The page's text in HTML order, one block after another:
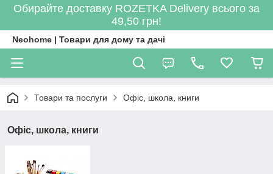
Обирайте доставку ROZETKA Delivery всього за
49,50 грн!
Neohome | Товари для дому та дачі
Товари та послуги Офіс, школа, книги
Офіс, школа, книги